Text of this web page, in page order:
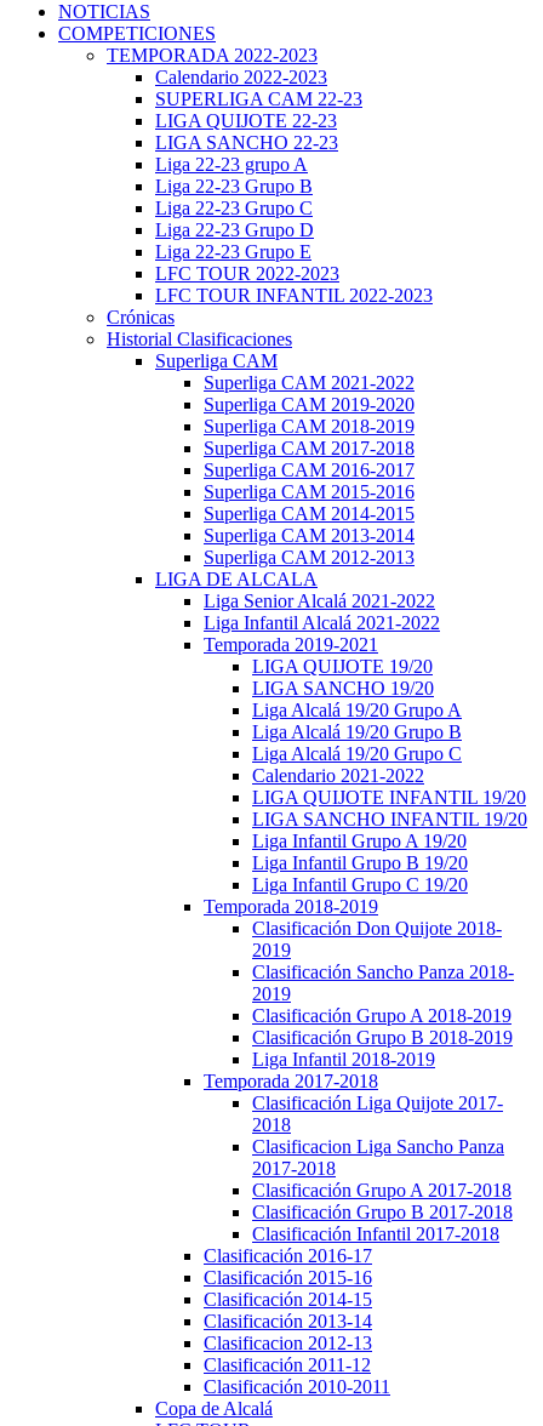
NOTICIAS
COMPETICIONES
TEMPORADA 2022-2023
Calendario 2022-2023
SUPERLIGA CAM 22-23
LIGA QUIJOTE 22-23
LIGA SANCHO 22-23
Liga 22-23 grupo A
Liga 22-23 Grupo B
Liga 22-23 Grupo C
Liga 22-23 Grupo D
Liga 22-23 Grupo E
LFC TOUR 2022-2023
LFC TOUR INFANTIL 2022-2023
Crónicas
Historial Clasificaciones
Superliga CAM
Superliga CAM 2021-2022
Superliga CAM 2019-2020
Superliga CAM 2018-2019
Superliga CAM 2017-2018
Superliga CAM 2016-2017
Superliga CAM 2015-2016
Superliga CAM 2014-2015
Superliga CAM 2013-2014
Superliga CAM 2012-2013
LIGA DE ALCALA
Liga Senior Alcalá 2021-2022
Liga Infantil Alcalá 2021-2022
Temporada 2019-2021
LIGA QUIJOTE 19/20
LIGA SANCHO 19/20
Liga Alcalá 19/20 Grupo A
Liga Alcalá 19/20 Grupo B
Liga Alcalá 19/20 Grupo C
Calendario 2021-2022
LIGA QUIJOTE INFANTIL 19/20
LIGA SANCHO INFANTIL 19/20
Liga Infantil Grupo A 19/20
Liga Infantil Grupo B 19/20
Liga Infantil Grupo C 19/20
Temporada 2018-2019
Clasificación Don Quijote 2018-
2019
Clasificación Sancho Panza 2018-
2019
Clasificación Grupo A 2018-2019
Clasificación Grupo B 2018-2019
Liga Infantil 2018-2019
Temporada 2017-2018
Clasificación Liga Quijote 2017-
2018
Clasificacion Liga Sancho Panza
2017-2018
Clasificación Grupo A 2017-2018
Clasificación Grupo B 2017-2018
Clasificación Infantil 2017-2018
Clasificación 2016-17
Clasificación 2015-16
Clasificación 2014-15
Clasificación 2013-14
Clasificacion 2012-13
Clasificación 2011-12
Clasificación 2010-2011
Copa de Alcalá